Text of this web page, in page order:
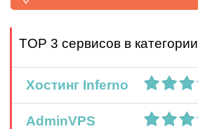
TOP 3 сервисов в категории
Хостинг Inferno
AdminVPS